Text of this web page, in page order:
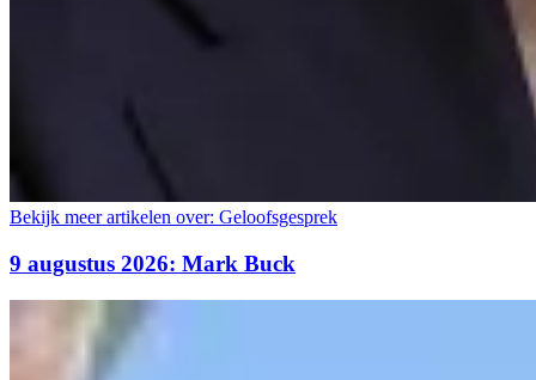
Bekijk meer artikelen over: Geloofsgesprek
9 augustus 2026: Mark Buck